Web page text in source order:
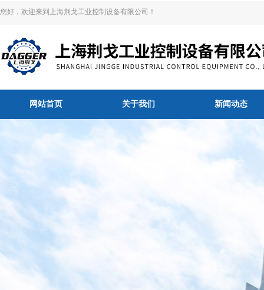
您好，欢迎来到上海荆戈工业控制设备有限公司！
网站首页 关于我们 新闻动态